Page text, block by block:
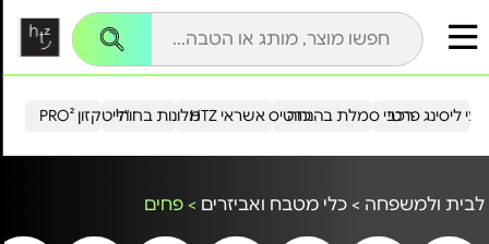
הייטקזון PRO²מלונות בחו"ל כרטיס אשראי HTZ ליסינג פרטירכבי סמלת בהנחה
לבית ולמשפחה > כלי מטבח ואביזרים > פחים